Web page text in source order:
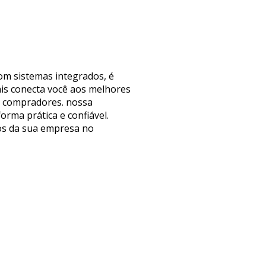
sistemas integrados, é
conecta você aos melhores
nossa
prática e confiável.
da sua empresa no